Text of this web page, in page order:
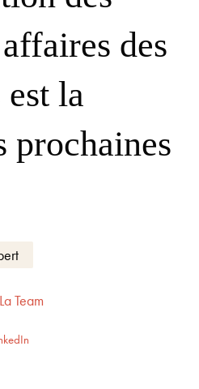
des
la
prochaines
La Team